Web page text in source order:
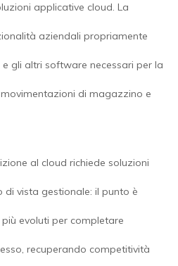
applicative cloud. La
aziendali propriamente
e gli altri software necessari per la
di magazzino e
al cloud richiede soluzioni
di vista gestionale: il punto è
evoluti per completare
recuperando competitività